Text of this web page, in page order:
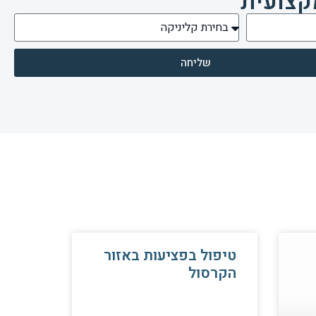
שליחה
טיפול בפציעות באזור
הקרסול